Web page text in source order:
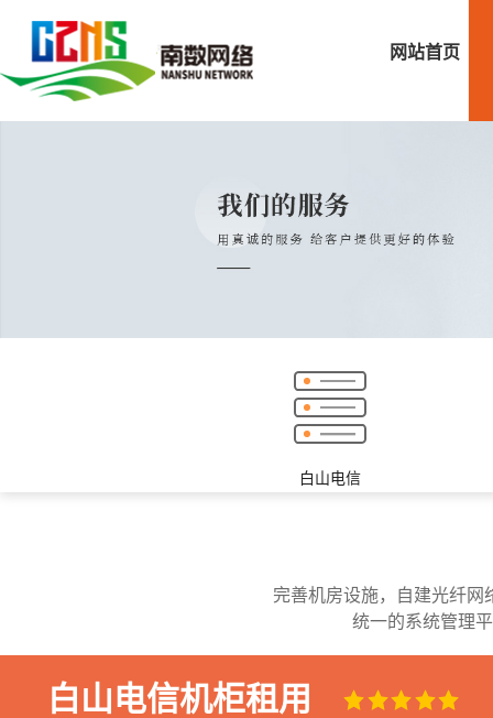
网站首页
白山电信
完善机房设施，自建光纤网
统一的系统管理
白山电信机柜租用